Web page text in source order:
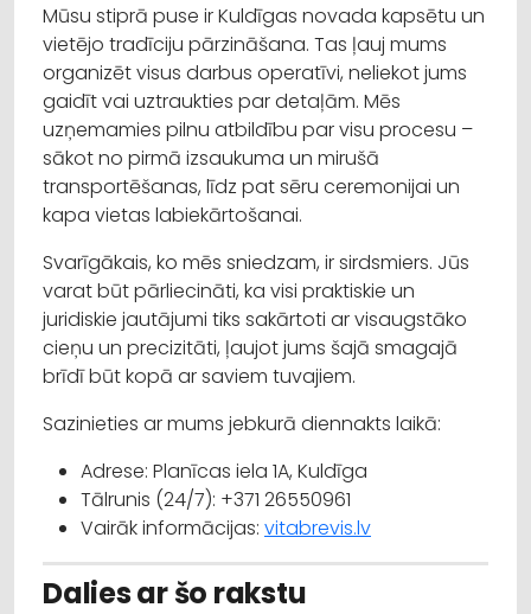
Mūsu stiprā puse ir Kuldīgas novada kapsētu un
vietējo tradīciju pārzināšana. Tas ļauj mums
organizēt visus darbus operatīvi, neliekot jums
gaidīt vai uztraukties par detaļām. Mēs
uzņemamies pilnu atbildību par visu procesu –
sākot no pirmā izsaukuma un mirušā
transportēšanas, līdz pat sēru ceremonijai un
kapa vietas labiekārtošanai.
Svarīgākais, ko mēs sniedzam, ir sirdsmiers. Jūs
varat būt pārliecināti, ka visi praktiskie un
juridiskie jautājumi tiks sakārtoti ar visaugstāko
cieņu un precizitāti, ļaujot jums šajā smagajā
brīdī būt kopā ar saviem tuvajiem.
Sazinieties ar mums jebkurā diennakts laikā:
Adrese: Planīcas iela 1A, Kuldīga
Tālrunis (24/7): +371 26550961
Vairāk informācijas: vitabrevis.lv
Dalies ar šo rakstu